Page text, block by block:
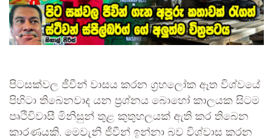
පිටසක්වල ජීවීන් වාසය කරන ග්‍රහලෝක ඈත විශ්වයේ
පිහිටා තිබෙනවාද යන ප්‍රශ්නය බොහෝ කාලයක සිටම
පෘථිවිවාසී මිනිසුන් තුළ කුතුහලයක් ඇති කර තිබෙන
කාරණයකි. මෙවැනි ජීවීන් ඉන්නා බව විශ්වාස කරන